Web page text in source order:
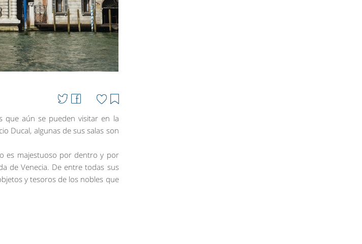
que aún se pueden visitar en la
Ducal, algunas de sus salas son
es majestuoso por dentro y por
de Venecia. De entre todas sus
y tesoros de los nobles que